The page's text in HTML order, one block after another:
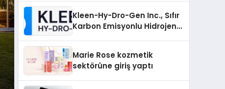
Kleen-Hy-Dro-Gen Inc., Sıfır
Karbon Emisyonlu Hidrojen
Aldı
Marie Rose kozmetik
sektörüne giriş yaptı